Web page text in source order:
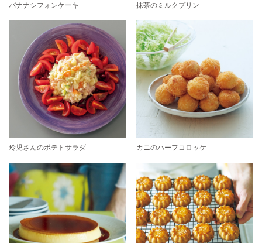
バナナシフォンケーキ 抹茶のミルクプリン
玲児さんのポテトサラダ カニのハーフコロッケ